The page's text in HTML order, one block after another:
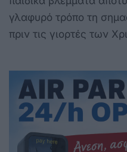
γλαφυρό τρόπο τη
πριν τις γιορτές των